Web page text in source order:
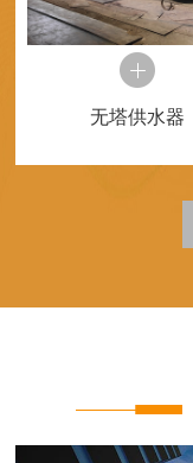
无塔供水器